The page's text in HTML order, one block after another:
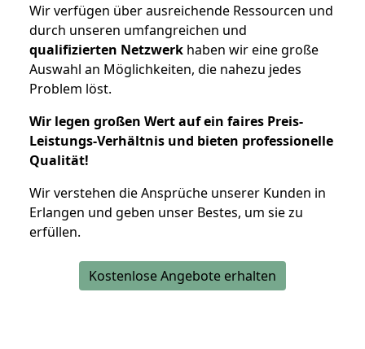
Wir verfügen über ausreichende Ressourcen und
durch unseren umfangreichen und
qualifizierten Netzwerk haben wir eine große
Auswahl an Möglichkeiten, die nahezu jedes
Problem löst.
Wir legen großen Wert auf ein faires Preis-
Leistungs-Verhältnis und bieten professionelle
Qualität!
Wir verstehen die Ansprüche unserer Kunden in
Erlangen und geben unser Bestes, um sie zu
erfüllen.
Kostenlose Angebote erhalten